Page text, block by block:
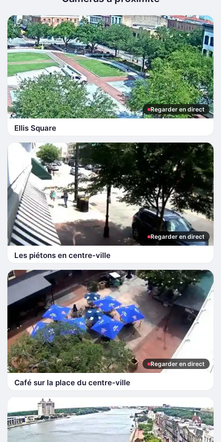
Regarder en direct
Ellis Square
Regarder en direct
Les piétons en centre-ville
Regarder en direct
Café sur la place du centre-ville